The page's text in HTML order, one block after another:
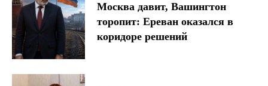
Москва давит, Вашингтон
торопит: Ереван оказался в
коридоре решений